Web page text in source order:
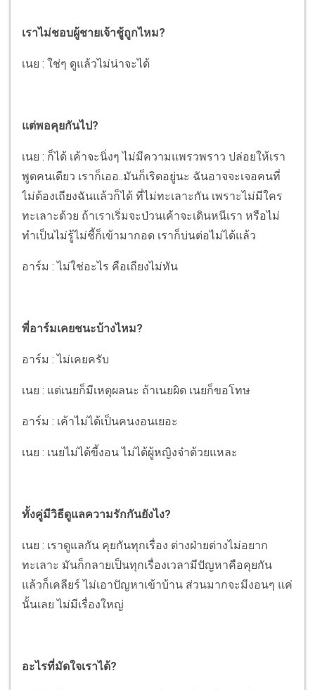
เราไม่ชอบผู้ชายเจ้าชู้ถูกไหม?
เนย : ใช่ๆ ดูแล้วไม่น่าจะได้
แต่พอคุยกันไป?
เนย : ก็ได้ เค้าจะนิ่งๆ ไม่มีความแพรวพราว ปล่อยให้เรา
พูดคนเดียว เราก็เออ..มันก็เริดอยู่นะ ฉันอาจจะเจอคนที่
ไม่ต้องเถียงฉันแล้วก็ได้ ที่ไม่ทะเลาะกัน เพราะไม่มีใคร
ทะเลาะด้วย ถ้าเราเริ่มจะป่วนเค้าจะเดินหนีเรา หรือไม่
ทำเป็นไม่รู้ไม่ชี้ก็เข้ามากอด เราก็บ่นต่อไม่ได้แล้ว
อาร์ม : ไม่ใช่อะไร คือเถียงไม่ทัน
พี่อาร์มเคยชนะบ้างไหม?
อาร์ม : ไม่เคยครับ
เนย : แต่เนยก็มีเหตุผลนะ ถ้าเนยผิด เนยก็ขอโทษ
อาร์ม : เค้าไม่ได้เป็นคนงอนเยอะ
เนย : เนยไม่ได้ขี้งอน ไม่ได้ผู้หญิงจ๋าด้วยแหละ
ทั้งคู่มีวิธีดูแลความรักกันยังไง?
เนย : เราดูแลกัน คุยกันทุกเรื่อง ต่างฝ่ายต่างไม่อยาก
ทะเลาะ มันก็กลายเป็นทุกเรื่องเวลามีปัญหาคือคุยกัน
แล้วก็เคลียร์ ไม่เอาปัญหาเข้าบ้าน ส่วนมากจะมีงอนๆ แค่
นั้นเลย ไม่มีเรื่องใหญ่
อะไรที่มัดใจเราได้?